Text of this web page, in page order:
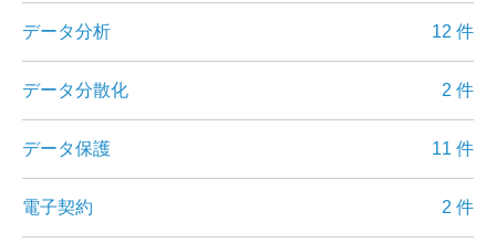
データ分析 12 件
データ分散化 2 件
データ保護 11 件
電子契約 2 件